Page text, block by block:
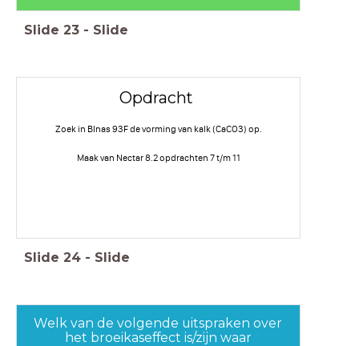
Slide 23 - Slide
Opdracht
Zoek in BInas 93F de vorming van kalk (CaCO3) op.
Maak van Nectar 8.2 opdrachten 7 t/m 11
Slide 24 - Slide
Welk van de volgende uitspraken over
het broeikaseffect is/zijn waar